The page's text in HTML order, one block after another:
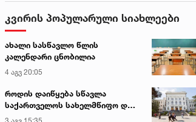
კვირის პოპულარული სიახლეები
ახალი სასწავლო წლის
კალენდარი ცნობილია
4 აგვ 20:05
როდის დაიწყება სწავლა
საქართველოს სახელმწიფო და
კერძო უნივერსიტეტებში